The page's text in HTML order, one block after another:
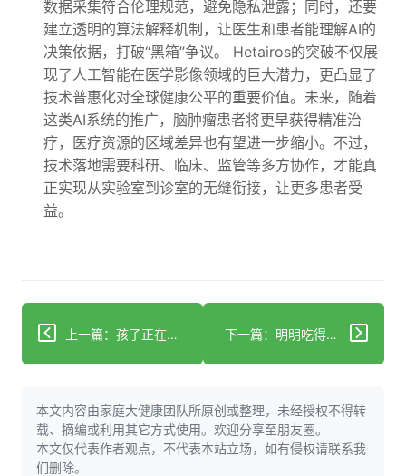
数据采集符合伦理规范，避免隐私泄露；同时，还要
建立透明的算法解释机制，让医生和患者能理解AI的
决策依据，打破“黑箱”争议。 Hetairos的突破不仅展
现了人工智能在医学影像领域的巨大潜力，更凸显了
技术普惠化对全球健康公平的重要价值。未来，随着
这类AI系统的推广，脑肿瘤患者将更早获得精准治
疗，医疗资源的区域差异也有望进一步缩小。不过，
技术落地需要科研、临床、监管等多方协作，才能真
正实现从实验室到诊室的无缝衔接，让更多患者受
益。
上一篇：孩子正在悄悄丢掉最不该丢的东西？72%家庭已踩中思维陷阱！ 下一篇：明明吃得清淡却血脂高脂肪肝？原来肝脏在偷偷加班！
本文内容由家庭大健康团队所原创或整理，未经授权不得转
载、摘编或利用其它方式使用。欢迎分享至朋友圈。
本文仅代表作者观点，不代表本站立场，如有侵权请联系我
们删除。